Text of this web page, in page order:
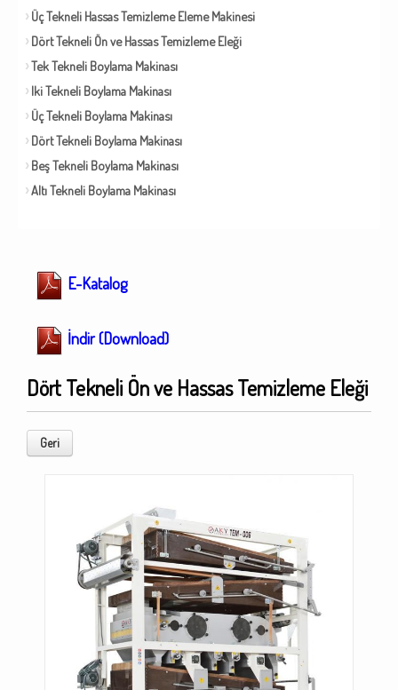
Üç Tekneli Hassas Temizleme Eleme Makinesi
Dört Tekneli Ön ve Hassas Temizleme Eleği
Tek Tekneli Boylama Makinası
Iki Tekneli Boylama Makinası
Üç Tekneli Boylama Makinası
Dört Tekneli Boylama Makinası
Beş Tekneli Boylama Makinası
Altı Tekneli Boylama Makinası
E-Katalog
İndir (Download)
Dört Tekneli Ön ve Hassas Temizleme Eleği
Geri